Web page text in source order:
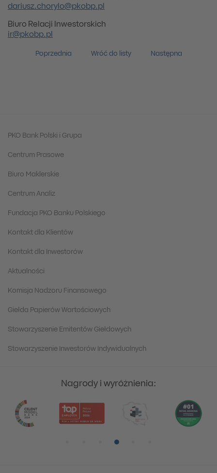
dariusz.chorylo@pkobp.pl
Biuro Relacji Inwestorskich
ir@pkobp.pl
Poprzednia Wróć do listy Następna
PKO Bank Polski i Grupa
Centrum Prasowe
Biuro Maklerskie
Centrum Analiz
Fundacja PKO Banku Polskiego
Kontakt dla Klientów
Kontakt dla Inwestorów
Aktualności
Komisja Nadzoru Finansowego
Giełda Papierów Wartościowych
Stowarzyszenie Emitentów Giełdowych
Stowarzyszenie Inwestorów Indywidualnych
Nagrody i wyróżnienia: